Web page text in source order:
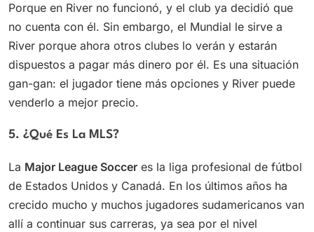
Porque en River no funcionó, y el club ya decidió que
no cuenta con él. Sin embargo, el Mundial le sirve a
River porque ahora otros clubes lo verán y estarán
dispuestos a pagar más dinero por él. Es una situación
gan-gan: el jugador tiene más opciones y River puede
venderlo a mejor precio.
5. ¿Qué Es La MLS?
La Major League Soccer es la liga profesional de fútbol
de Estados Unidos y Canadá. En los últimos años ha
crecido mucho y muchos jugadores sudamericanos van
allí a continuar sus carreras, ya sea por el nivel